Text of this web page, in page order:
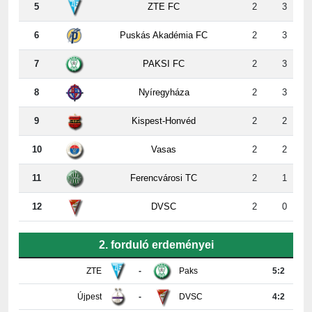
5 ZTE FC 2 3
6 Puskás Akadémia FC 2 3
7 PAKSI FC 2 3
8 Nyíregyháza 2 3
9 Kispest-Honvéd 2 2
10 Vasas 2 2
11 Ferencvárosi TC 2 1
12 DVSC 2 0
2. forduló erdeményei
ZTE - Paks 5:2
Újpest - DVSC 4:2